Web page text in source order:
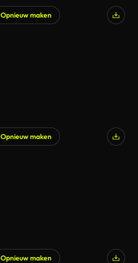
Opnieuw maken
Opnieuw maken
Opnieuw maken